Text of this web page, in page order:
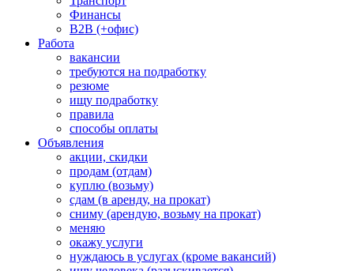
Финансы
B2B (+офис)
Работа
вакансии
требуются на подработку
резюме
ищу подработку
правила
способы оплаты
Объявления
акции, скидки
продам (отдам)
куплю (возьму)
сдам (в аренду, на прокат)
сниму (арендую, возьму на прокат)
меняю
окажу услуги
нуждаюсь в услугах (кроме вакансий)